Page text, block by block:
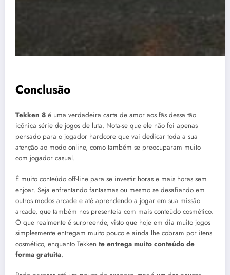
Conclusão
Tekken 8 é uma verdadeira carta de amor aos fãs dessa tão
icônica série de jogos de luta. Nota-se que ele não foi apenas
pensado para o jogador hardcore que vai dedicar toda a sua
atenção ao modo online, como também se preocuparam muito
com jogador casual.
É muito conteúdo off-line para se investir horas e mais horas sem
enjoar. Seja enfrentando fantasmas ou mesmo se desafiando em
outros modos arcade e até aprendendo a jogar em sua missão
arcade, que também nos presenteia com mais conteúdo cosmético.
O que realmente é surpreende, visto que hoje em dia muito jogos
simplesmente entregam muito pouco e ainda lhe cobram por itens
cosmético, enquanto Tekken te entrega muito conteúdo de
forma gratuita.